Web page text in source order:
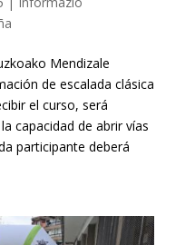
Mendizale
de escalada clásica
el curso, será
capacidad de abrir vías
participante deberá